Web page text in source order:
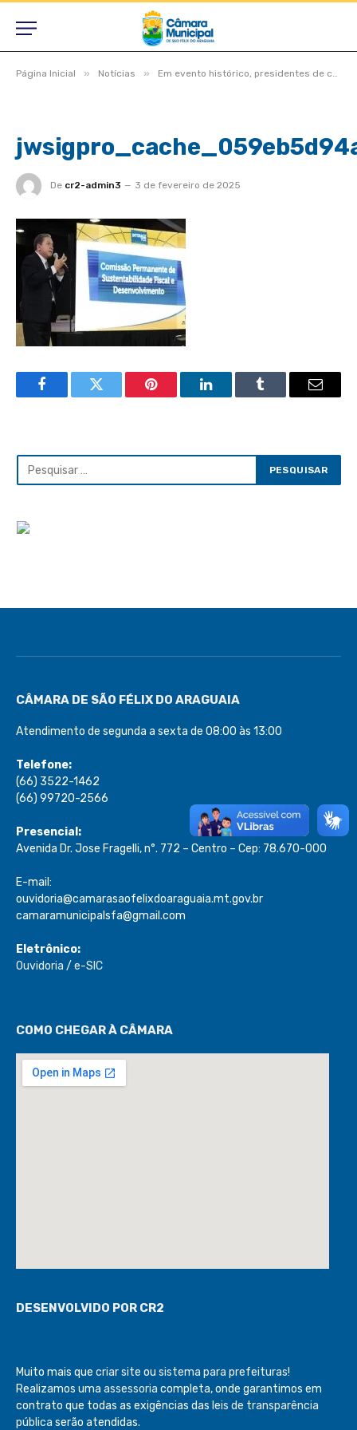
Página Inicial » Notícias » Em evento histórico, presidentes de câmaras lotam auditório do TCE-MT para primeira edição do Interage 2023
De cr2-admin3 3 de fevereiro de 2025
FacebookTwitter Pinterest LinkedInTumblr Email
CÂMARA DE SÃO FÉLIX DO ARAGUAIA
Atendimento de segunda a sexta de 08:00 às 13:00
Telefone:
(66) 3522-1462
(66) 99720-2566
Presencial:
Avenida Dr. Jose Fragelli, n°. 772 – Centro – Cep: 78.670-000
E-mail:
ouvidoria@camarasaofelixdoaraguaia.mt.gov.br
camaramunicipalsfa@gmail.com
Eletrônico:
Ouvidoria / e-SIC
COMO CHEGAR À CÂMARA
DESENVOLVIDO POR CR2
Muito mais que criar site ou sistema para prefeituras!
Realizamos uma assessoria completa, onde garantimos em
contrato que todas as exigências das leis de transparência
pública serão atendidas.